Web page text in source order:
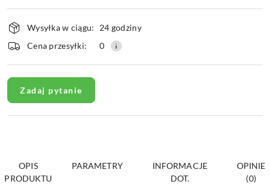
Dostępność
i
dostawa
Wysyłka w ciągu:
24 godziny
Cena przesyłki:
0
Zadaj pytanie
OPIS
PRODUKTU
PARAMETRY
INFORMACJE
DOT.
OPINIE
(0)